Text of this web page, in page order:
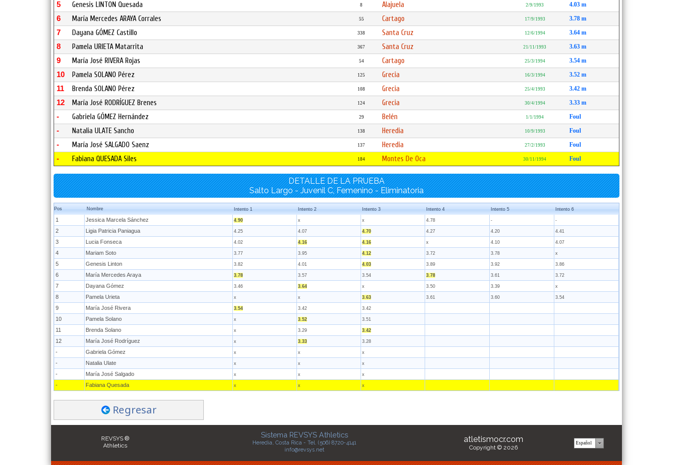
5 Genesis LINTON Quesada 8 Alajuela 2/9/1993 4.03 m
6 María Mercedes ARAYA Corrales 55 Cartago 17/9/1993 3.78 m
7 Dayana GÓMEZ Castillo 338 Santa Cruz 12/6/1994 3.64 m
8 Pamela URIETA Matarrita 367 Santa Cruz 21/11/1993 3.63 m
9 María José RIVERA Rojas 54 Cartago 25/3/1994 3.54 m
10 Pamela SOLANO Pérez 125 Grecia 16/3/1994 3.52 m
11 Brenda SOLANO Pérez 108 Grecia 25/4/1993 3.42 m
12 María José RODRÍGUEZ Brenes 124 Grecia 30/4/1994 3.33 m
- Gabriela GÓMEZ Hernández 29 Belén 1/1/1994 Foul
- Natalia ULATE Sancho 138 Heredia 10/9/1993 Foul
- María José SALGADO Saenz 137 Heredia 27/2/1993 Foul
- Fabiana QUESADA Siles 184 Montes De Oca 30/11/1994 Foul
DETALLE DE LA PRUEBA
Salto Largo - Juvenil C, Femenino - Eliminatoria
Pos Nombre Intento 1 Intento 2 Intento 3 Intento 4 Intento 5 Intento 6
1 Jessica Marcela Sánchez 4.90 x x 4.78 - -
2 Ligia Patricia Paniagua 4.25 4.07 4.70 4.27 4.20 4.41
3 Lucia Fonseca 4.02 4.16 4.16 x 4.10 4.07
4 Mariam Soto 3.77 3.95 4.12 3.72 3.78 x
5 Genesis Linton 3.82 4.01 4.03 3.89 3.92 3.86
6 María Mercedes Araya 3.78 3.57 3.54 3.78 3.61 3.72
7 Dayana Gómez 3.46 3.64 x 3.50 3.39 x
8 Pamela Urieta x x 3.63 3.61 3.60 3.54
9 María José Rivera 3.54 3.42 3.42
10 Pamela Solano x 3.52 3.51
11 Brenda Solano x 3.29 3.42
12 María José Rodríguez x 3.33 3.28
- Gabriela Gómez x x x
- Natalia Ulate x x x
- María José Salgado x x x
- Fabiana Quesada x x x
Regresar
REVSYS ®
Athletics
Sistema REVSYS Athletics
Heredia, Costa Rica - Tel. (506) 8720-4141
info@revsys.net
atletismocr.com
Copyright © 2026